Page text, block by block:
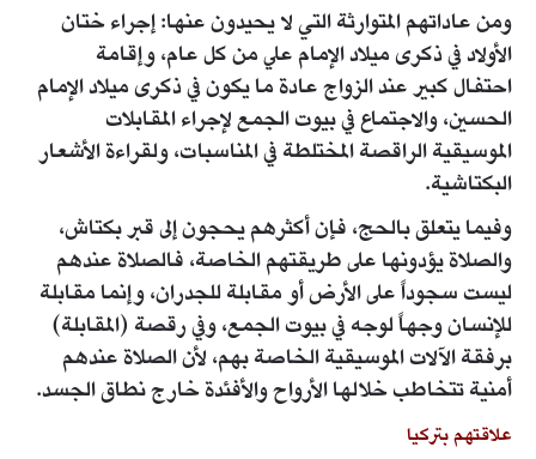
ومن عاداتهم المتوارثة التي لا يحيدون عنها: إجراء ختان
الأولاد في ذكرى ميلاد الإمام علي من كل عام، وإقامة
احتفال كبير عند الزواج عادة ما يكون في ذكرى ميلاد الإمام
الحسين، والاجتماع في بيوت الجمع لإجراء المقابلات
الموسيقية الراقصة المختلطة في المناسبات، ولقراءة الأشعار
البكتاشية.
وفيما يتعلق بالحج، فإن أكثرهم يحجون إلى قبر بكتاش،
والصلاة يؤدونها على طريقتهم الخاصة، فالصلاة عندهم
ليست سجوداً على الأرض أو مقابلة للجدران، وإنما مقابلة
للإنسان وجهاً لوجه في بيوت الجمع، وفي رقصة (المقابلة)
برفقة الآلات الموسيقية الخاصة بهم، لأن الصلاة عندهم
أمنية تتخاطب خلالها الأرواح والأفئدة خارج نطاق الجسد.
علاقتهم بتركيا